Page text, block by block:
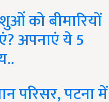
को बीमारियों
अपनाएं ये 5
परिसर, पटना में